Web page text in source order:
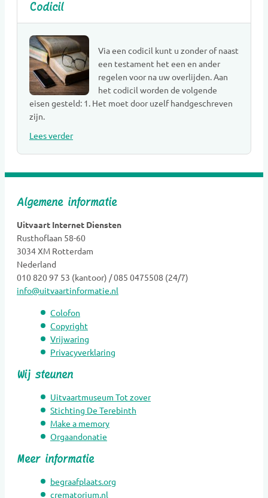
Codicil
Via een codicil kunt u zonder of naast
een testament het een en ander
regelen voor na uw overlijden. Aan
het codicil worden de volgende
eisen gesteld: 1. Het moet door uzelf handgeschreven
zijn.
Lees verder
Algemene informatie
Uitvaart Internet Diensten
Rusthoflaan 58-60
3034 XM Rotterdam
Nederland
010 820 97 53 (kantoor) / 085 0475508 (24/7)
info@uitvaartinformatie.nl
Colofon
Copyright
Vrijwaring
Privacyverklaring
Wij steunen
Uitvaartmuseum Tot zover
Stichting De Terebinth
Make a memory
Orgaandonatie
Meer informatie
begraafplaats.org
crematorium.nl